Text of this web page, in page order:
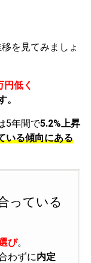
を見てみましょ
円低く
。
5年間で5.2%上昇
いる傾向にある
っている
び。
わずに内定